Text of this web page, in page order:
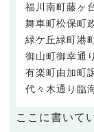
福川南町藤ヶ
舞車町松保町
緑ケ丘緑町港
御山町御幸通り
有楽町由加町
代々木通り 臨
ここに書いて